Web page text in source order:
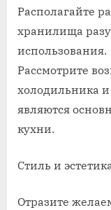
Располагайте
хранилища
использования.
Рассмотрите
холодильника
являются
кухни.
Стиль и
Отразите